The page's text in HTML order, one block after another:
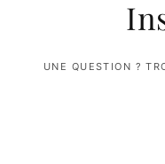
UNE QUESTION ?